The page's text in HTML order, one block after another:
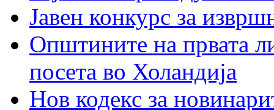
Јавен конкурс за
Општините на првата
посета во Холандија
Нов кодекс за